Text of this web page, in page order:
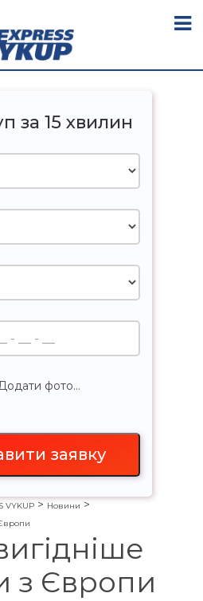
за 15 хвилин
фото…
VYKUP > Новини >
з Європи